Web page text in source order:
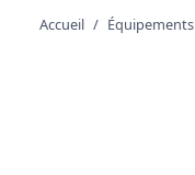
Accueil Équipements